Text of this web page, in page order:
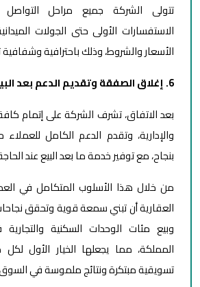
تتولى الشركة جميع مراحل
الاستفسارات الأولى حتى الجولات
الأسعار والشروط، وذلك باحترافية
6. إغلاق الصفقة وتقديم الدعم بعد البيع
بعد الاتفاق، تشرف الشركة على إتمام كافة
والإدارية، وتقدم الدعم الكامل
بنجاح، مع توفير خدمة ما بعد البيع عند
من خلال هذا الأسلوب المتكامل في
العقارية أن تبني سمعة قوية وتحقق
وبيع مئات الوحدات السكنية
المملكة، مما يجعلها الخيار الأول
تسويقية مبتكرة ونتائج ملموسة في